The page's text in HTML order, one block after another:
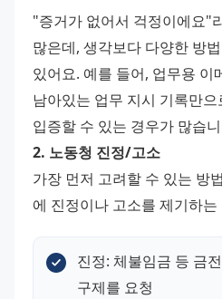
"증거가 없어서 걱정이에요"
많은데, 생각보다 다양한 방
있어요. 예를 들어, 업무용 이
남아있는 업무 지시 기록만
입증할 수 있는 경우가 많습
2. 노동청 진정/고소
가장 먼저 고려할 수 있는 방
에 진정이나 고소를 제기하는
진정: 체불임금 등 금
구제를 요청